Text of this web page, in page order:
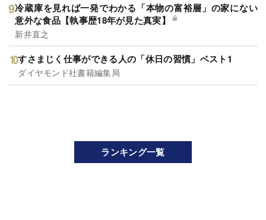
冷蔵庫を見れば一発でわかる「本物の富裕層」の家にない
意外な食品【執事歴18年が見た真実】
新井直之
すさまじく仕事ができる人の「休日の習慣」ベスト1
ダイヤモンド社書籍編集局
ランキング一覧